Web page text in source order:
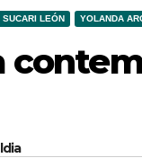
SUCARI LEÓN YOLANDA